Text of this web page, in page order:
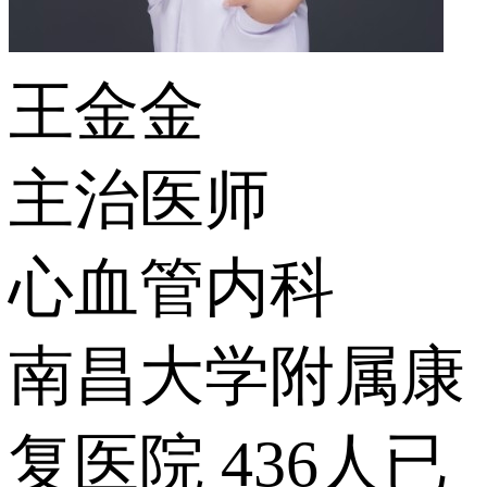
王金金
主治医师
心血管内科
南昌大学附属康
复医院 436人已